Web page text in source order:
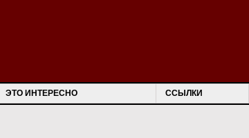
ЭТО ИНТЕРЕСНО ССЫЛКИ